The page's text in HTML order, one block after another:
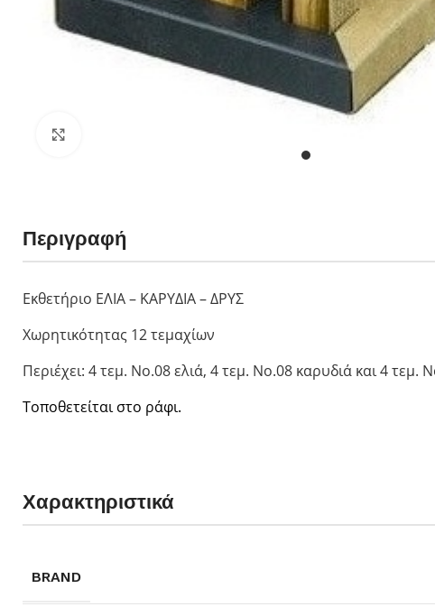
Opinel για Παιδιά
Le Petit Gourmet
My First Opinel
Ο μικρός Chef
No 7 Outdoor Junior
Περιγραφή
Εκθετήριο ΕΛΙΑ – ΚΑΡΥΔΙΑ – ΔΡΥΣ
Χωρητικότητας 12 τεμαχίων
Περιέχει: 4 τεμ. No.08 ελιά, 4 τεμ. No.08 καρυδιά και 4 τεμ.
Τοποθετείται στο ράφι.
Χαρακτηριστικά
BRAND